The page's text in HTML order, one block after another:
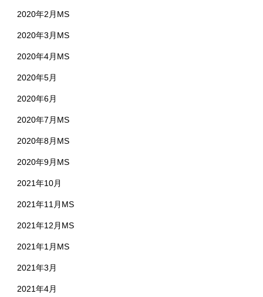
2020年2月MS
2020年3月MS
2020年4月MS
2020年5月
2020年6月
2020年7月MS
2020年8月MS
2020年9月MS
2021年10月
2021年11月MS
2021年12月MS
2021年1月MS
2021年3月
2021年4月